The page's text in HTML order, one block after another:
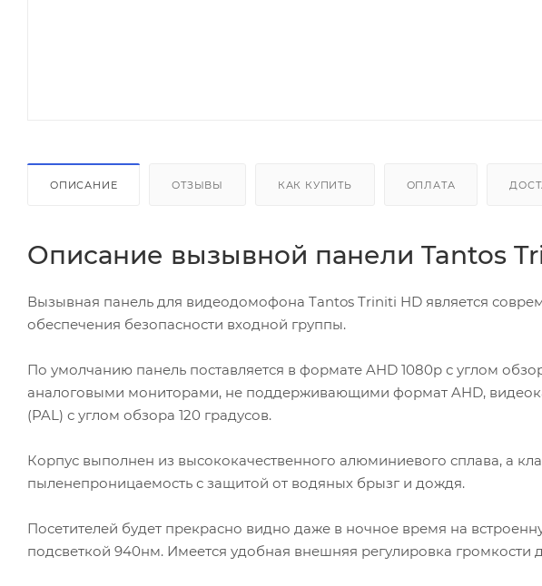
ОПИСАНИЕ ОТЗЫВЫ КАК КУПИТЬ ОПЛАТА
Описание вызывной панели Tantos
Вызывная панель для видеодомофона Tantos Triniti HD является
обеспечения безопасности входной группы.
По умолчанию панель поставляется в формате AHD 1080p с углом
аналоговыми мониторами, не поддерживающими формат AHD,
(PAL) с углом обзора 120 градусов.
Корпус выполнен из высококачественного алюминиевого сплава, а
пыленепроницаемость с защитой от водяных брызг и дождя.
Посетителей будет прекрасно видно даже в ночное время на
подсветкой 940нм. Имеется удобная внешняя регулировка громкости